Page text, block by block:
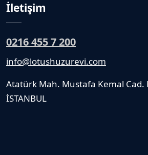
İletişim
0216 455 7 200
info@lotushuzurevi.com
Atatürk Mah. Mustafa Kemal
İSTANBUL